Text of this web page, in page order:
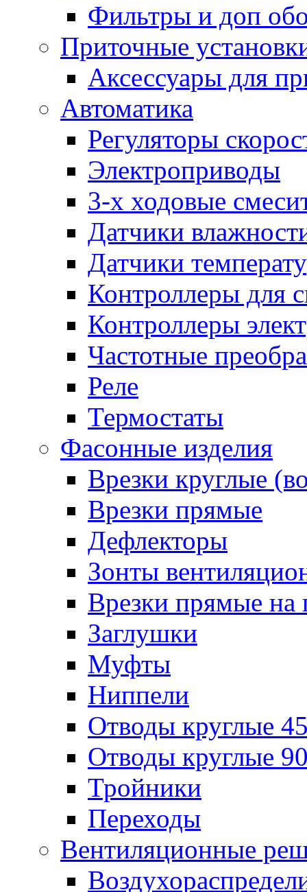
Фильтры и доп
Приточные
Аксессуары для
Автоматика
Регуляторы
Электроприводы
3-х ходовые
Датчики
Датчики
Контроллеры для
Контроллеры
Частотные
Реле
Термостаты
Фасонные изделия
Врезки круглые
Врезки прямые
Дефлекторы
Зонты
Врезки прямые на
Заглушки
Муфты
Ниппели
Отводы круглые
Отводы круглые
Тройники
Переходы
Вентиляционные